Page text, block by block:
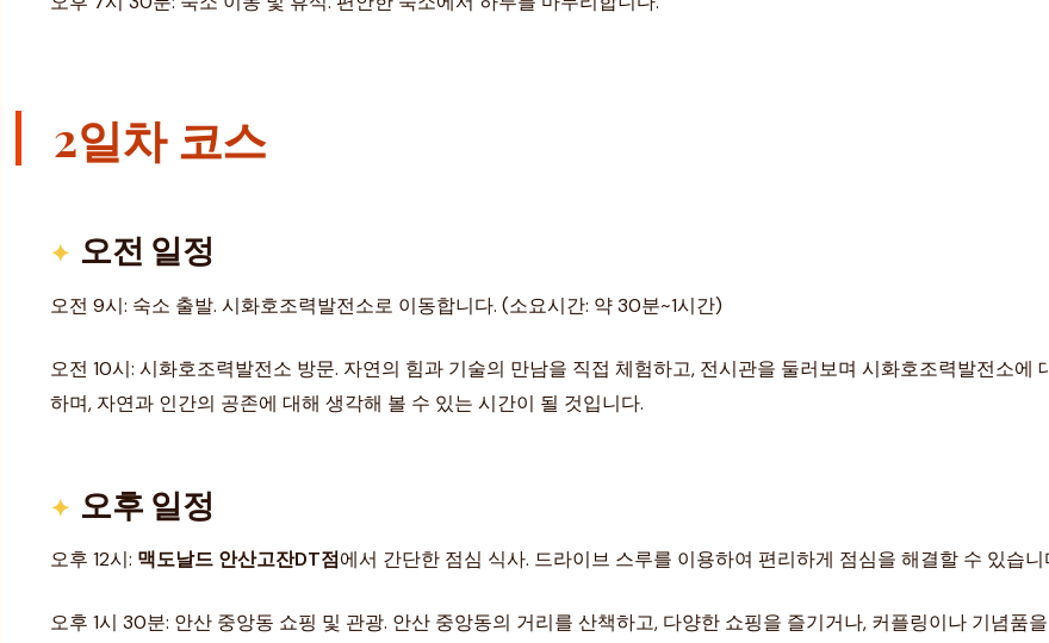
2일차 코스
오전 일정
오전 9시: 숙소 출발. 시화호조력발전소로 이동합니다. (소요시간: 약 30분~1시간)
오전 10시: 시화호조력발전소 방문. 자연의 힘과 기술의 만남을 직접 체험하고, 전시관을 둘러보며 시화호조력발전소
하며, 자연과 인간의 공존에 대해 생각해 볼 수 있는 시간이 될 것입니다.
오후 일정
오후 12시: 맥도날드 안산고잔DT점에서 간단한 점심 식사. 드라이브 스루를 이용하여 편리하게 점심을 해결할 수 있습니
오후 1시 30분: 안산 중앙동 쇼핑 및 관광. 안산 중앙동의 거리를 산책하고, 다양한 쇼핑을 즐기거나, 커플링이나 기념품